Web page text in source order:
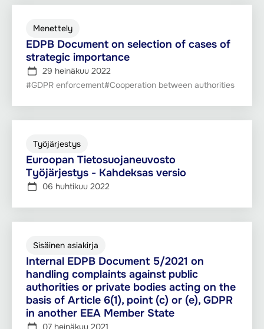
EDPB Document on selection of cases of
strategic importance
Menettely
29 heinäkuu 2022
#GDPR enforcement#Cooperation between authorities
Euroopan Tietosuojaneuvosto
Työjärjestys - Kahdeksas versio
Työjärjestys
06 huhtikuu 2022
Internal EDPB Document 5/2021 on
handling complaints against public
authorities or private bodies acting on the
basis of Article 6(1), point (c) or (e), GDPR
in another EEA Member State
Sisäinen asiakirja
07 heinäkuu 2021